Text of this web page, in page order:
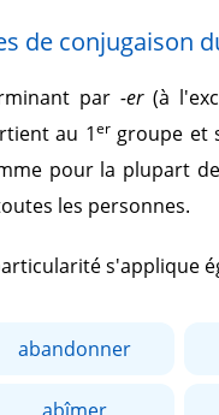
de conjugaison
par -er(à
au 1ergroupe et
pour la plupart
les personnes.
s'applique
abandonner